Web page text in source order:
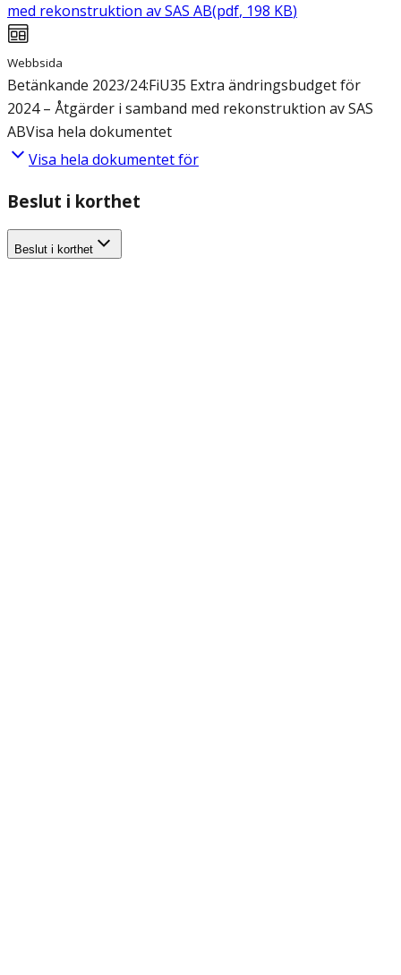
med rekonstruktion av SAS AB(pdf, 198 KB)
Webbsida
Betänkande 2023/24:FiU35 Extra ändringsbudget för
2024 – Åtgärder i samband med rekonstruktion av SAS
ABVisa hela dokumentet
Visa hela dokumentet för
Beslut i korthet
Beslut i korthet